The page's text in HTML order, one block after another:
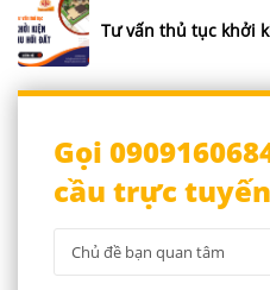
Tư vấn thủ tục khởi
Gọi
cầu trực tuyến